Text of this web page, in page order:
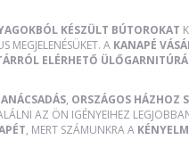
KÉSZÜLT BÚTOROKAT
MEGJELENÉSÜKET. A KANAPÉ
ELÉRHETŐ
, ORSZÁGOS HÁZHOZ
AZ ÖN IGÉNYEIHEZ
, MERT SZÁMUNKRA A